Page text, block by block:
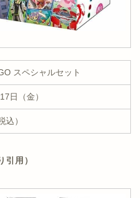
スペシャルセット
日（金）
込）
引用）